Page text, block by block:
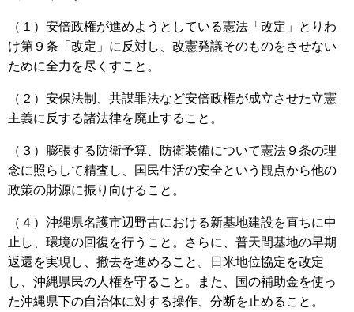
（１）安倍政権が進めようとしている憲法「改定」とりわ
け第９条「改定」に反対し、改憲発議そのものをさせない
ために全力を尽くすこと。
（２）安保法制、共謀罪法など安倍政権が成立させた立憲
主義に反する諸法律を廃止すること。
（３）膨張する防衛予算、防衛装備について憲法９条の理
念に照らして精査し、国民生活の安全という観点から他の
政策の財源に振り向けること。
（４）沖縄県名護市辺野古における新基地建設を直ちに中
止し、環境の回復を行うこと。さらに、普天間基地の早期
返還を実現し、撤去を進めること。日米地位協定を改定
し、沖縄県民の人権を守ること。また、国の補助金を使っ
た沖縄県下の自治体に対する操作、分断を止めること。